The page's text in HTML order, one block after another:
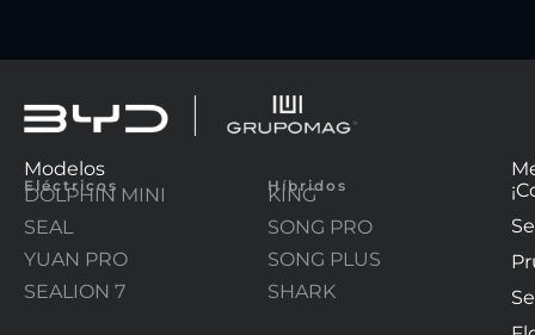
Modelos
Eléctricos
DOLPHIN MINI
SEAL
YUAN PRO
SEALION 7
Híbridos
KING
SONG PRO
SONG PLUS
SHARK